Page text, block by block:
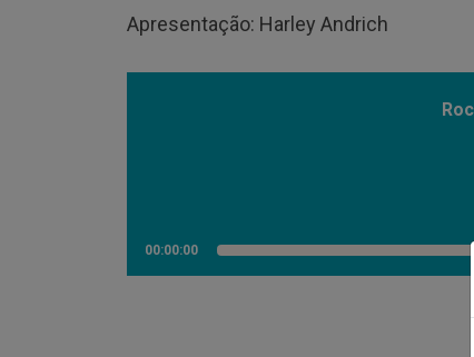
Apresentação: Harley Andrich
00:00:00